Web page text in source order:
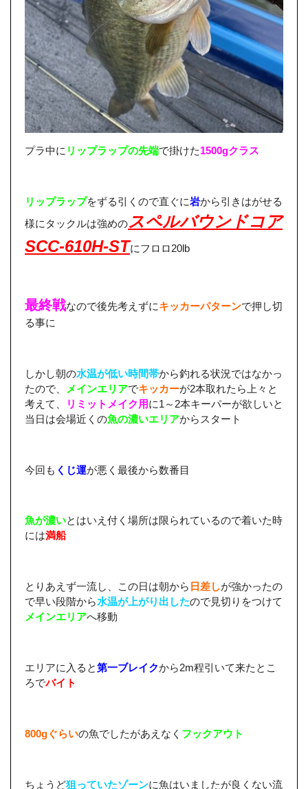
プラ中に リップラップの先端で掛けた1500gクラス
リップラップをずる引くので直ぐに岩から引きはがせる
様にタックルは強めのスペルバウンドコア
SCC-610H-STにフロロ20lb
最終戦なので後先考えずにキッカーパターンで押し切
る事に
しかし朝の水温が低い時間帯から釣れる状況ではなかっ
たので、
メインエリアでキッカーが2本取れたら上々と
考えて、
リミットメイク用に1～2本キーパーが欲しいと
当日は会場近くの魚の濃いエリアからスタート
今回も くじ運が悪く最後から数番目
魚が濃いとはいえ付く場所は限られているので着いた時
には満船
とりあえず一流し、この日は朝から 日差しが強かったの
で早い段階から水温が上がり出したので見切りをつけて
メインエリアへ移動
エリアに入ると第一ブレイクから2m程引いて来たとこ
ろでバイト
800gぐらいの魚でしたがあえなく フックアウト
ちょうど狙っていたゾーンに魚はいましたが良くない流